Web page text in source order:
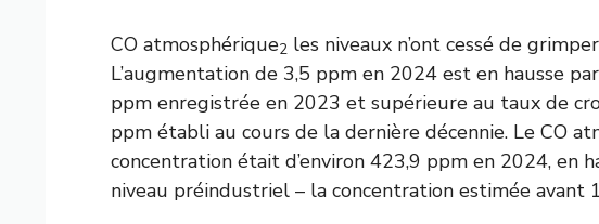
CO atmosphérique2 les niveaux n’ont cessé de
L’augmentation de 3,5 ppm en 2024 est en hausse
ppm enregistrée en 2023 et supérieure au taux de
ppm établi au cours de la dernière décennie. Le CO
concentration était d’environ 423,9 ppm en 2024, en
niveau préindustriel – la concentration estimée avant